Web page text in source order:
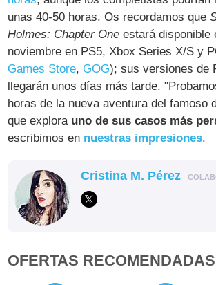
unas 40-50 horas. Os recordamos que
Holmes: Chapter One estará disponible
noviembre en PS5, Xbox Series X/S y
Games Store, GOG); sus versiones de
llegarán unos días más tarde.
horas de la nueva aventura del famoso
que explora uno de sus casos más
escribimos en nuestras impresiones.
Cristina M. Pérez
OFERTAS RECOMENDADAS